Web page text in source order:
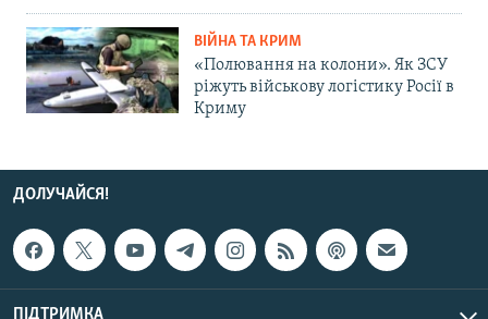
ВІЙНА ТА КРИМ
«Полювання на колони». Як ЗСУ
ріжуть військову логістику Росії в
Криму
ДОЛУЧАЙСЯ!
ПІДТРИМКА